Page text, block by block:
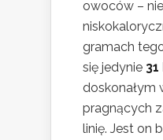
owoców –
gramach
się jedynie
doskonałym
pragnących
linię. Jest on